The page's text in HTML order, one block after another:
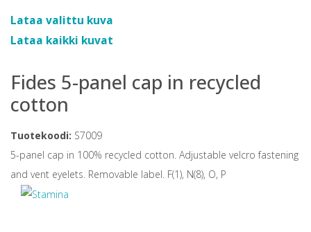
Lataa valittu kuva
Lataa kaikki kuvat
Fides 5-panel cap in recycled
cotton
Tuotekoodi: S7009
5-panel cap in 100% recycled cotton. Adjustable velcro fastening
and vent eyelets. Removable label. F(1), N(8), O, P